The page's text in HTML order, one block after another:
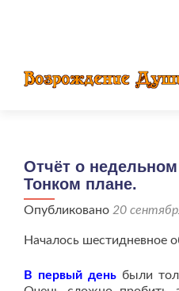
Отчёт о
Тонком плане.
Опубликовано 20
Началось шестидневное
В первый день были